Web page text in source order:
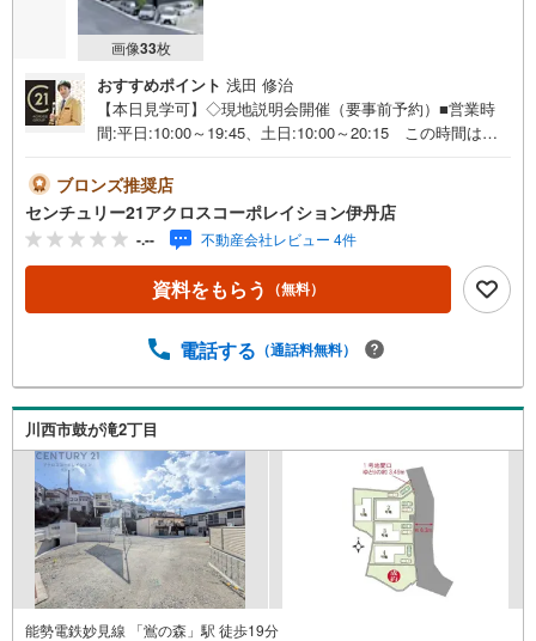
画像33枚
おすすめポイント 浅田 修治
【本日見学可】◇現地説明会開催（要事前予約）■営業時
間:平日:10:00～19:45、土日:10:00～20:15 この時間はお
が約100平米以上あり、ゆとりある2階建てのマイホーム建
築が可能。＝＝＝＝＝センチュリー21アクロスグループの3
つの特徴＝＝＝＝＝＝■センチュリー21グループで28年連
続No.1（1997年～2024年兵庫地区仲介実績） 西宮・尼
崎・伊丹・宝塚にて8店舗展開中。阪神間での購入や売却は
当店にお任せ下さい■お客様駐車場、キッズスペースがござ
しも大歓迎です。 お子様連れでもご安心ください。■取り
台の新築戸建や、1000万円台の中古マンションを始め多数
物件を取り扱っています。Yahoo！不動産に掲載しきれな
い物件もご紹介できます。お気軽にお問合せください。弊
社ホームページへは「C21アクロス」で検索！
ブロンズ推奨店
センチュリー21アクロスコーポレイション伊丹店
-.-- 不動産会社レビュー 4件
資料をもらう （無料）
電話する （通話料無料）
川西市鼓が滝2丁目
能勢電鉄妙見線 「鴬の森」駅 徒歩19分